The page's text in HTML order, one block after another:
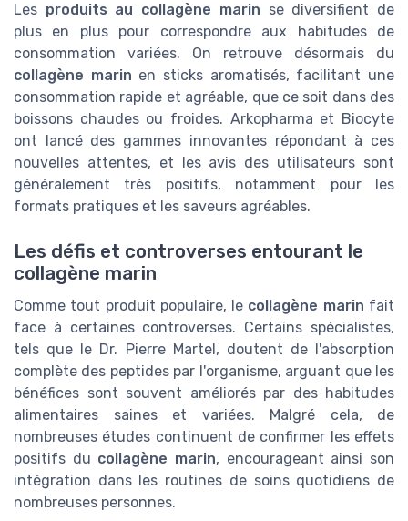
Les produits au collagène marin se diversifient de
plus en plus pour correspondre aux habitudes de
consommation variées. On retrouve désormais du
collagène marin en sticks aromatisés, facilitant une
consommation rapide et agréable, que ce soit dans des
boissons chaudes ou froides. Arkopharma et Biocyte
ont lancé des gammes innovantes répondant à ces
nouvelles attentes, et les avis des utilisateurs sont
généralement très positifs, notamment pour les
formats pratiques et les saveurs agréables.
Les défis et controverses entourant le
collagène marin
Comme tout produit populaire, le collagène marin fait
face à certaines controverses. Certains spécialistes,
tels que le Dr. Pierre Martel, doutent de l'absorption
complète des peptides par l'organisme, arguant que les
bénéfices sont souvent améliorés par des habitudes
alimentaires saines et variées. Malgré cela, de
nombreuses études continuent de confirmer les effets
positifs du collagène marin, encourageant ainsi son
intégration dans les routines de soins quotidiens de
nombreuses personnes.